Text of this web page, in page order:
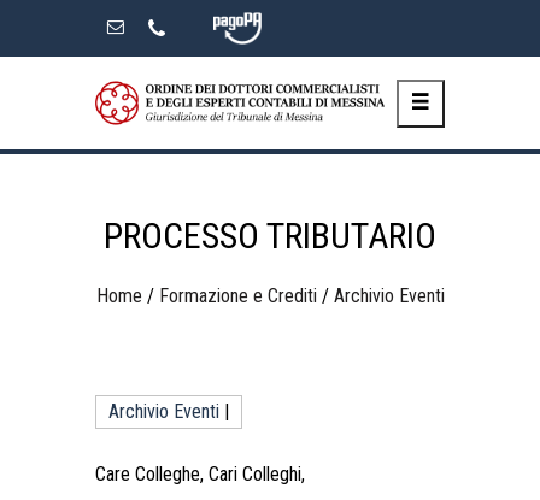
PROCESSO TRIBUTARIO
Home / Formazione e Crediti / Archivio Eventi
Archivio Eventi
Care Colleghe, Cari Colleghi,